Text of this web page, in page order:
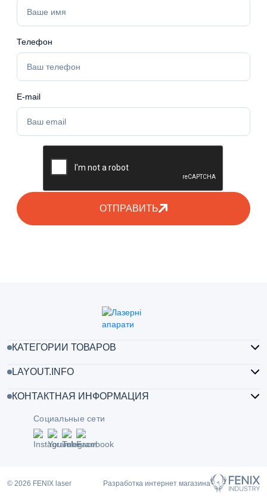
Телефон
E-mail
ОТПРАВИТЬ
КАТЕГОРИИ ТОВАРОВ
LAYOUT.INFO
КОНТАКТНАЯ ИНФОРМАЦИЯ
Социальные сети
© 2026 FENIX laser Разработка интернет магазина